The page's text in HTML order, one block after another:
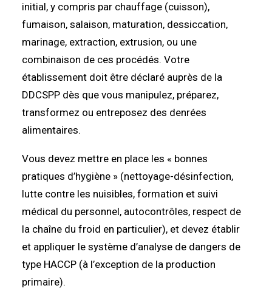
initial, y compris par chauffage (cuisson),
fumaison, salaison, maturation, dessiccation,
marinage, extraction, extrusion, ou une
combinaison de ces procédés. Votre
établissement doit être déclaré auprès de la
DDCSPP dès que vous manipulez, préparez,
transformez ou entreposez des denrées
alimentaires.
Vous devez mettre en place les « bonnes
pratiques d’hygiène » (nettoyage-désinfection,
lutte contre les nuisibles, formation et suivi
médical du personnel, autocontrôles, respect de
la chaîne du froid en particulier), et devez établir
et appliquer le système d’analyse de dangers de
type HACCP (à l’exception de la production
primaire).